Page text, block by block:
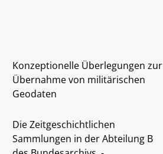
Konzeptionelle Überlegungen zur
Übernahme von militärischen
Geodaten
Die Zeitgeschichtlichen
Sammlungen in der Abteilung B